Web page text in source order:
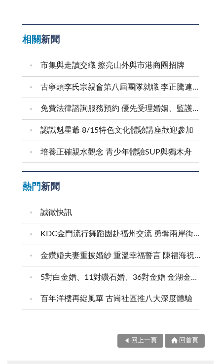
相關新聞
市集與走讀交織 擦亮山外與市港商圈招牌
古寧頭李氏宗親會第八屆團隊就職 李正騰連任理事長
免費法律諮詢服務預約 優先受理婚姻、監護權、家暴等婦女議題
認識魁星爺 8/15特色文化體驗講座歡迎參加
培養正確親水觀念 青少年體驗SUP與獨木舟
熱門新聞
誠徵快訊
KDC金門流行舞蹈團赴福州交流 勇奪兩岸街舞賽三等獎
金鑽婚夫妻重披婚紗 重溫幸福誓言 陳福海祝福牽手半世紀 情深相守成典範
5對白金婚、11對鑽石婚、36對金婚 金湖金沙夫妻共享榮耀時刻 陳福海表揚金鑽婚夫妻 向半世紀相守家庭典範致敬
百年洋樓再綻風華 古崗社區推八大深度體驗
回上一頁 回首頁